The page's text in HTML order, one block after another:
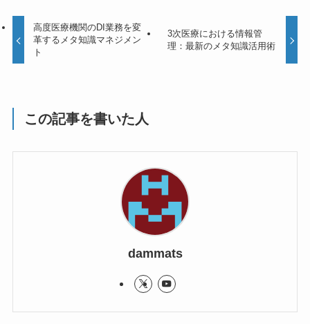
高度医療機関のDI業務を変
革するメタ知識マネジメン
ト
3次医療における情報管
理：最新のメタ知識活用術
この記事を書いた人
dammats